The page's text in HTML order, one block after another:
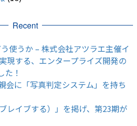
Recent
使うか – 株式会社アツラエ主催イ
現する、エンタープライズ開発の
！
会に「写真判定システム」を持ち
レイブする）」を掲げ、第23期が